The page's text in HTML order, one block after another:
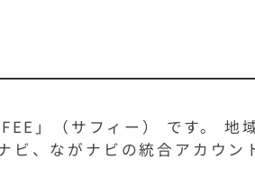
」（サフィー） です。 地
、ながナビの統合アカウン